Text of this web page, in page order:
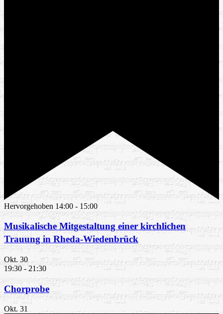
Hervorgehoben 14:00 - 15:00
Musikalische Mitgestaltung einer kirchlichen
Trauung in Rheda-Wiedenbrück
Okt.30
19:30- 21:30
Chorprobe
Okt. 31